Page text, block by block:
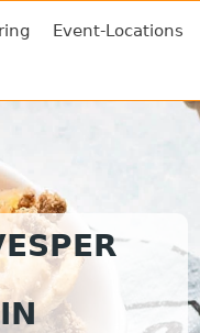
Event-Locations